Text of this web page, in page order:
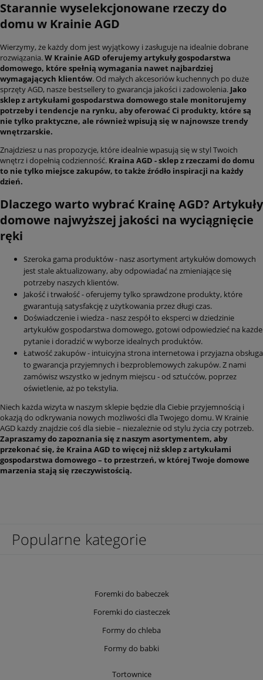
Starannie wyselekcjonowane rzeczy do
domu w Krainie AGD
Wierzymy, że każdy dom jest wyjątkowy i zasługuje na idealnie dobrane
rozwiązania.W Krainie AGD oferujemy artykuły gospodarstwa
domowego, które spełnią wymagania nawet najbardziej
wymagających klientów. Od małych akcesoriów kuchennych po duże
sprzęty AGD, nasze bestsellery to gwarancja jakości i zadowolenia. Jako
sklep z artykułami gospodarstwa domowego stale monitorujemy
potrzeby i tendencje na rynku, aby oferować Ci produkty, które są
nie tylko praktyczne, ale również wpisują się w najnowsze trendy
wnętrzarskie.
Znajdziesz u nas propozycje, które idealnie wpasują się w styl Twoich
wnętrz i dopełnią codzienność. Kraina AGD - sklep z rzeczami do domu
to nie tylko miejsce zakupów, to także źródło inspiracji na każdy
dzień.
Dlaczego warto wybrać Krainę AGD? Artykuły
domowe najwyższej jakości na wyciągnięcie
ręki
Szeroka gama produktów - nasz asortyment artykułów domowych
jest stale aktualizowany, aby odpowiadać na zmieniające się
potrzeby naszych klientów.
Jakość i trwałość - oferujemy tylko sprawdzone produkty, które
gwarantują satysfakcję z użytkowania przez długi czas.
Doświadczenie i wiedza - nasz zespół to eksperci w dziedzinie
artykułów gospodarstwa domowego, gotowi odpowiedzieć na każde
pytanie i doradzić w wyborze idealnych produktów.
Łatwość zakupów - intuicyjna strona internetowa i przyjazna obsługa
to gwarancja przyjemnych i bezproblemowych zakupów. Z nami
zamówisz wszystko w jednym miejscu - od sztućców, poprzez
oświetlenie, aż po tekstylia.
Niech każda wizyta w naszym sklepie będzie dla Ciebie przyjemnością i
okazją do odkrywania nowych możliwości dla Twojego domu. W Krainie
AGD każdy znajdzie coś dla siebie – niezależnie od stylu życia czy potrzeb.
Zapraszamy do zapoznania się z naszym asortymentem, aby
przekonać się, że Kraina AGD to więcej niż sklep z artykułami
gospodarstwa domowego – to przestrzeń, w której Twoje domowe
marzenia stają się rzeczywistością.
Popularne kategorie
Foremki do babeczek
Foremki do ciasteczek
Formy do chleba
Formy do babki
Tortownice